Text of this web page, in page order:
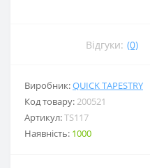
Відгуки: (0)
Виробник:QUICK TAPESTRY
Код товару:200521
Артикул:TS117
Наявність: 1000